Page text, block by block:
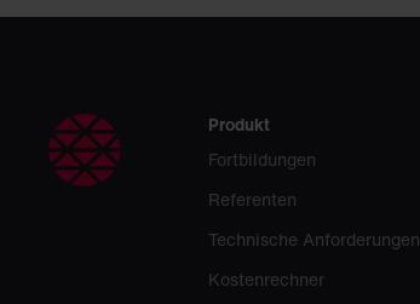
Produkt
Fortbildungen
Referenten
Technische Anforderungen
Kostenrechner